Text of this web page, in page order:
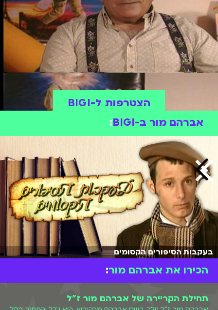
הצטרפות ל-BIGI
אברהם מור ב-BIGI
:
בעקבות הסיפורים הקסומים
הכירו את אברהם מור:
תחילת הקריירה של אברהם מור ז"ל